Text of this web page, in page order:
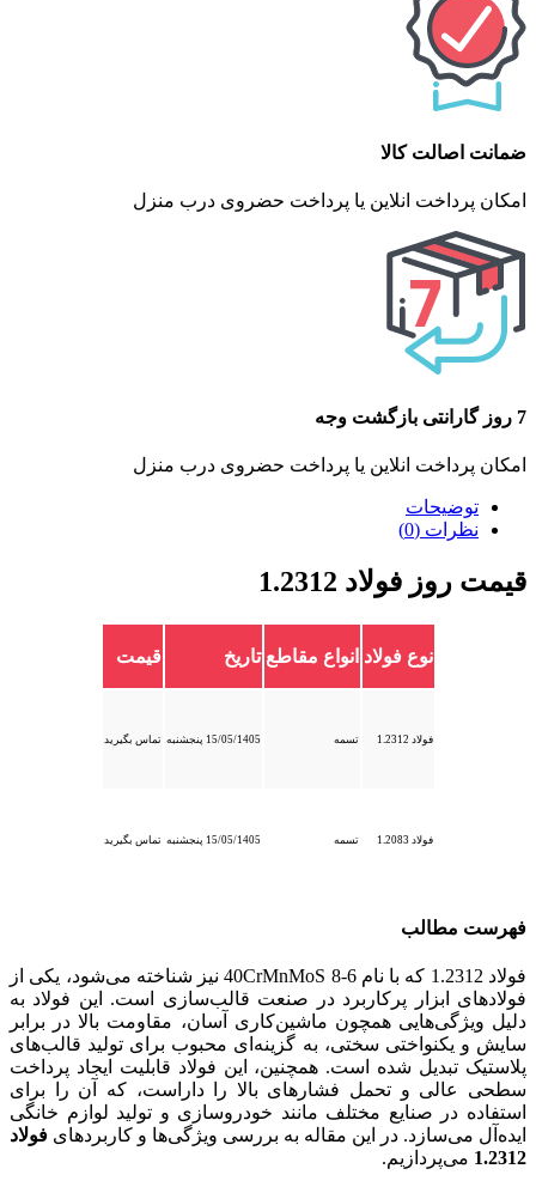
ضمانت اصالت کالا
امکان پرداخت انلاین یا پرداخت حضروی درب منزل
7 روز گارانتی بازگشت وجه
امکان پرداخت انلاین یا پرداخت حضروی درب منزل
توضیحات
نظرات (0)
قیمت روز فولاد 1.2312
نوع فولاد انواع مقاطع تاریخ قیمت
فولاد 1.2312 تسمه 15/05/1405 پنجشنبه تماس بگیرید
فولاد 1.2083 تسمه 15/05/1405 پنجشنبه تماس بگیرید
فهرست مطالب
فولاد 1.2312 که با نام 40CrMnMoS 8-6 نیز شناخته می‌شود، یکی از
فولادهای ابزار پرکاربرد در صنعت قالب‌سازی است. این فولاد به
دلیل ویژگی‌هایی همچون ماشین‌کاری آسان، مقاومت بالا در برابر
سایش و یکنواختی سختی، به گزینه‌ای محبوب برای تولید قالب‌های
پلاستیک تبدیل شده است. همچنین، این فولاد قابلیت ایجاد پرداخت
سطحی عالی و تحمل فشارهای بالا را داراست، که آن را برای
استفاده در صنایع مختلف مانند خودروسازی و تولید لوازم خانگی
ایده‌آل می‌سازد. در این مقاله به بررسی ویژگی‌ها و کاربردهای فولاد
1.2312 می‌پردازیم.